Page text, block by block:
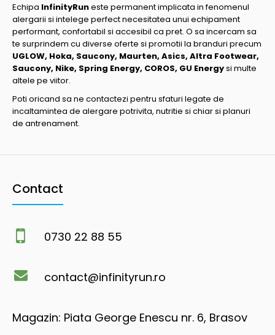
Echipa InfinityRuneste permanent implicata in fenomenul
alergarii si intelege perfect necesitatea unui echipament
performant, confortabil si accesibil ca pret. O sa incercam sa
te surprindem cu diverse oferte si promotii la branduri precum
UGLOW, Hoka, Saucony, Maurten, Asics, Altra Footwear,
Saucony, Nike, Spring Energy, COROS, GU Energysi multe
altele pe viitor.
Poti oricand sa ne contactezi pentru sfaturi legate de
incaltamintea de alergare potrivita, nutritie si chiar si planuri
de antrenament.
Contact
0730 22 88 55
contact@infinityrun.ro
Magazin: Piata George Enescu nr. 6, Brasov